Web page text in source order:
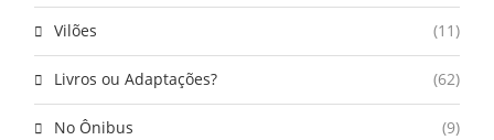
Vilões (11)
Livros ou Adaptações? (62)
No Ônibus (9)